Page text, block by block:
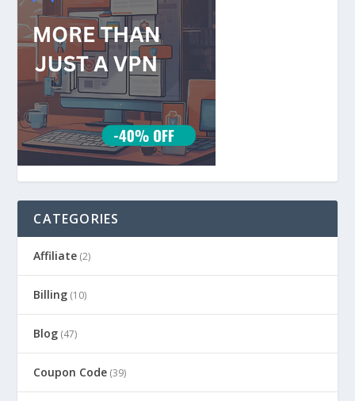
CATEGORIES
Affiliate (2)
Billing (10)
Blog (47)
Coupon Code (39)